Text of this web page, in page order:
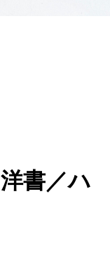
書／ハ